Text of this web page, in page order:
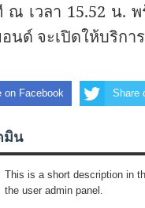
ณ เวลา 15.52 น.
นด์ จะเปิดให้บริกา
on Facebook Share
มิน
This is a short description in
the user admin panel.